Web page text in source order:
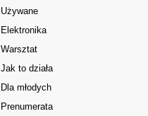
Używane
Elektronika
Warsztat
Jak to działa
Dla młodych
Prenumerata